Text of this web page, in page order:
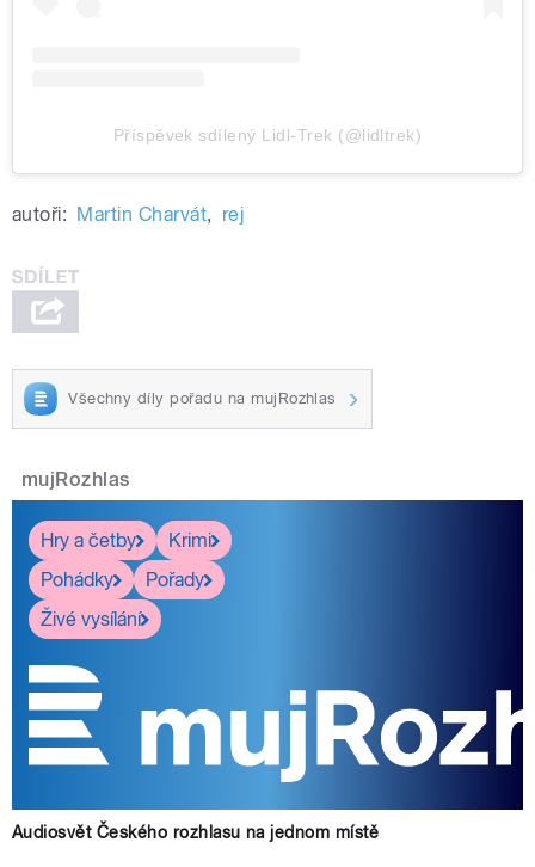
Příspěvek sdílený Lidl-Trek (@lidltrek)
autoři: Martin Charvát, rej
Všechny díly pořadu na mujRozhlas
mujRozhlas
Hry a četby
Krimi
Pohádky
Pořady
Živé vysílání
Audiosvět Českého rozhlasu na jednom místě